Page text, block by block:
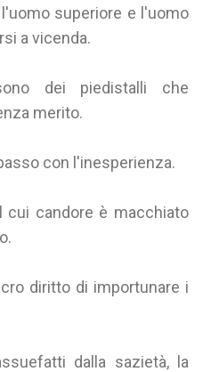
superiore e l'uomo
a vicenda.
dei piedistalli che
merito.
con l'inesperienza.
cui candore è macchiato
diritto di importunare i
dalla sazietà, la